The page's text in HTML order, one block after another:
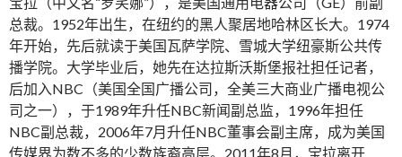
总裁。1952年出生，在纽约的黑人聚居地哈林区长大。1974
年开始，先后就读于美国瓦萨学院、雪城大学纽豪斯公共传
播学院。大学毕业后，她先在达拉斯沃斯堡报社担任记者，
后加入NBC（美国全国广播公司，全美三大商业广播电视公
司之一），于1989年升任NBC新闻副总监，1996年担任
NBC副总裁，2006年7月升任NBC董事会副主席，成为美国
传媒界为数不多的少数族裔高层。2011年8月，宝拉离开